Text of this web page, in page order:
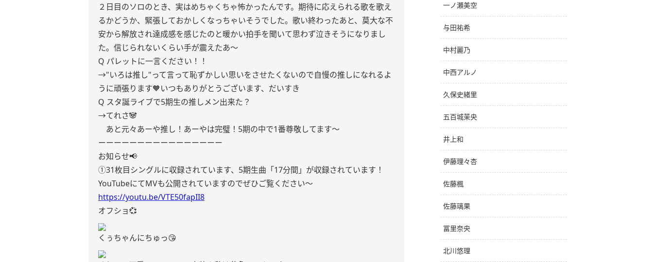
２日目のソロのとき、実はめちゃくちゃ怖かったんです。期待に応えられる歌を歌え
るかどうか、緊張しておかしくなっちゃいそうでした。歌い終わったあと、莫大な不
安から解放され達成感を感じたのと暖かい拍手を聞いて思わず泣きそうになりまし
た。信じられないくらい手が震えたあ〜
Q パレットに一言ください！！
→"いろは推し"って言って恥ずかしい思いをさせたくないので自慢の推しになれるよ
うに頑張ります🧡いつもありがとうございます、だいすき
Q スタ誕ライブで5期生の推しメン出来た？
→てれさ🐼
あと元々あーや推し！あーやは完璧！5期の中で1番尊敬してます〜
ーーーーーーーーーーーーーーーー
お知らせ📢
①31枚目シングルに収録されています、5期生曲「17分間」が収録されています！
YouTubeにてMVも公開されていますのでぜひご覧ください〜
https://youtu.be/VTE50fapII8
オフショ💞
くぅちゃんにちゅっ😘
一ノ瀬美空
与田祐希
中村麗乃
中西アルノ
久保史緒里
五百城茉央
井上和
伊藤理々杏
佐藤楓
佐藤璃果
冨里奈央
北川悠理